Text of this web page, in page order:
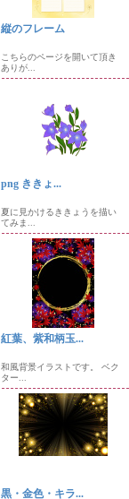
縦のフレーム
こちらのページを開いて頂き
ありが...
png ききょ...
夏に見かけるききょうを描い
てみま...
紅葉、紫和柄玉...
和風背景イラストです。 ベク
ター...
黒・金色・キラ...